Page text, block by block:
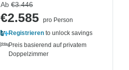
Ab €3.446
€2.585 pro Person
Registrieren to unlock savings
Preis basierend auf privatem
Doppelzimmer